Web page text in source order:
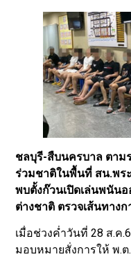
ชลบุรี-สืบนครบาล ตาม
ร่วมชาติในพื้นที่ สน.พ
พบตั้งก๊วนเปิดเล่นพนัน
ต่างชาติ ตรวจเส้นทาง
เมื่อช่วงค่ำวันที่ 28 ส.ค
มอบหมายสั่งการให้ พ.